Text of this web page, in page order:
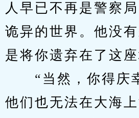
人早已不再是警察
诡异的世界。他没
是将你遗弃在了这
“当然，你得庆
他们也无法在大海